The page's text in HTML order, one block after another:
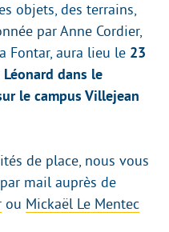
objets, des terrains,
par Anne Cordier,
Fontar, aura lieu le 23
Léonard dans le
le campus Villejean
de place, nous vous
mail auprès de
ou Mickaël Le Mentec